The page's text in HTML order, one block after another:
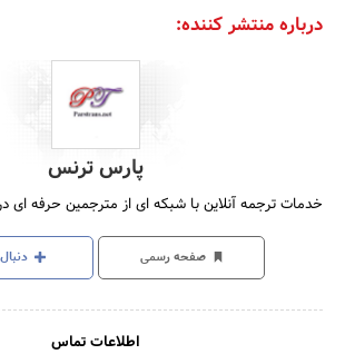
درباره منتشر کننده:
پارس ترنس
خدمات ترجمه آنلاین با شبکه ای از مترجمین حرفه ای
صفحه رسمی
اطلاعات تماس